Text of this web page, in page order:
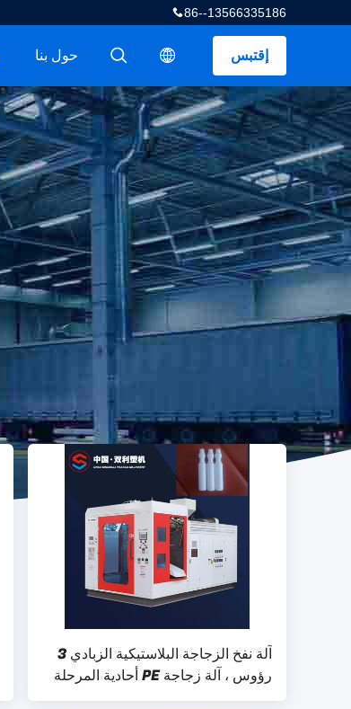
86--13566335186
إقتبس
描述
描述
حول بنا
آلة نفخ الزجاجة البلاستيكية الزبادي 3
رؤوس ، آلة زجاجة PE أحادية المرحلة
10 لتر